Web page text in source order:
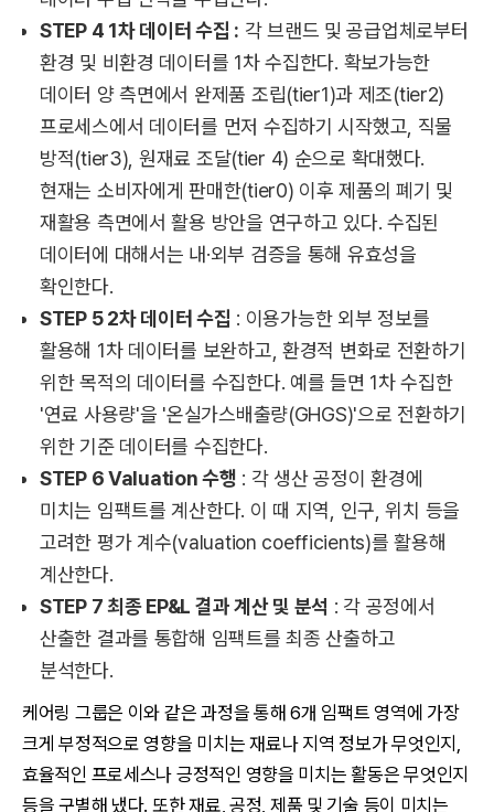
STEP 4 1차 데이터 수집 : 각 브랜드 및 공급업체로부터
환경 및 비환경 데이터를 1차 수집한다. 확보가능한
데이터 양 측면에서 완제품 조립(tier1)과 제조(tier2)
프로세스에서 데이터를 먼저 수집하기 시작했고, 직물
방적(tier3), 원재료 조달(tier 4) 순으로 확대했다.
현재는 소비자에게 판매한(tier0) 이후 제품의 폐기 및
재활용 측면에서 활용 방안을 연구하고 있다. 수집된
데이터에 대해서는 내·외부 검증을 통해 유효성을
확인한다.
STEP 5 2차 데이터 수집 : 이용가능한 외부 정보를
활용해 1차 데이터를 보완하고, 환경적 변화로 전환하기
위한 목적의 데이터를 수집한다. 예를 들면 1차 수집한
'연료 사용량'을 '온실가스배출량(GHGS)'으로 전환하기
위한 기준 데이터를 수집한다.
STEP 6 Valuation 수행 : 각 생산 공정이 환경에
미치는 임팩트를 계산한다. 이 때 지역, 인구, 위치 등을
고려한 평가 계수(valuation coefficients)를 활용해
계산한다.
STEP 7 최종 EP&L 결과 계산 및 분석 : 각 공정에서
산출한 결과를 통합해 임팩트를 최종 산출하고
분석한다.
케어링 그룹은 이와 같은 과정을 통해 6개 임팩트 영역에 가장
크게 부정적으로 영향을 미치는 재료나 지역 정보가 무엇인지,
효율적인 프로세스나 긍정적인 영향을 미치는 활동은 무엇인지
등을 구별해 냈다. 또한 재료, 공정, 제품 및 기술 등이 미치는